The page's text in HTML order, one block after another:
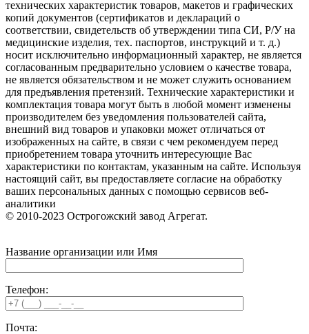
технических характеристик товаров, макетов и графических
копий документов (сертификатов и деклараций о
соответствии, свидетельств об утверждении типа СИ, Р/У на
медицинские изделия, тех. паспортов, инструкций и т. д.)
носит исключительно информационный характер, не является
согласованным предварительно условием о качестве товара,
не является обязательством и не может служить основанием
для предъявления претензий. Технические характеристики и
комплектация товара могут быть в любой момент изменены
производителем без уведомления пользователей сайта,
внешний вид товаров и упаковки может отличаться от
изображенных на сайте, в связи с чем рекомендуем перед
приобретением товара уточнить интересующие Вас
характеристики по контактам, указанным на сайте. Используя
настоящий сайт, вы предоставляете согласие на обработку
ваших персональных данных с помощью сервисов веб-
аналитики
© 2010-2023 Острогожский завод Агрегат.
Название организации или Имя
Телефон:
Почта: